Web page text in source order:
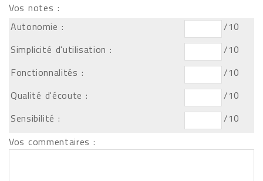
Vos notes :
Autonomie :
/10
Simplicité d'utilisation :
/10
Fonctionnalités :
/10
Qualité d'écoute :
/10
Sensibilité :
/10
Vos commentaires :